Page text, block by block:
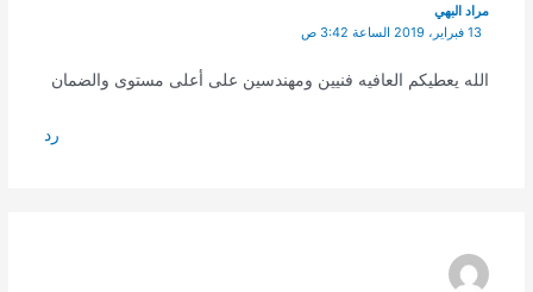
مراد البهي
13 فبراير، 2019 الساعة 3:42 ص
الله يعطيكم العافيه فنيين ومهندسين على أعلى مستوى والضمان
رد